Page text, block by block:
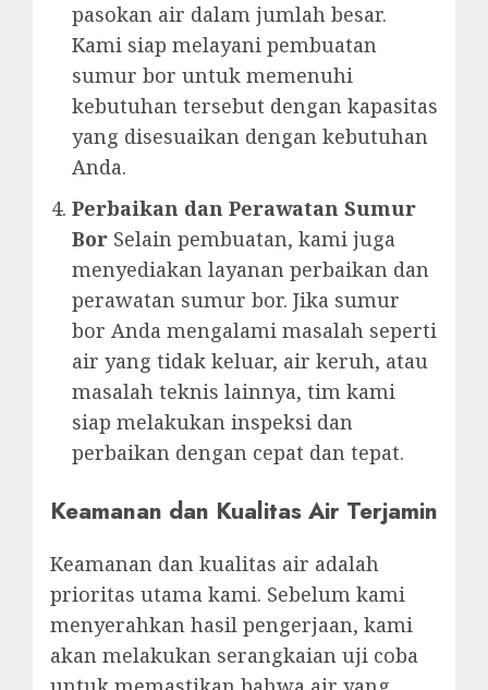
pasokan air dalam jumlah besar.
Kami siap melayani pembuatan
sumur bor untuk memenuhi
kebutuhan tersebut dengan kapasitas
yang disesuaikan dengan kebutuhan
Anda.
Perbaikan dan Perawatan Sumur
Bor Selain pembuatan, kami juga
menyediakan layanan perbaikan dan
perawatan sumur bor. Jika sumur
bor Anda mengalami masalah seperti
air yang tidak keluar, air keruh, atau
masalah teknis lainnya, tim kami
siap melakukan inspeksi dan
perbaikan dengan cepat dan tepat.
Keamanan dan Kualitas Air Terjamin
Keamanan dan kualitas air adalah
prioritas utama kami. Sebelum kami
menyerahkan hasil pengerjaan, kami
akan melakukan serangkaian uji coba